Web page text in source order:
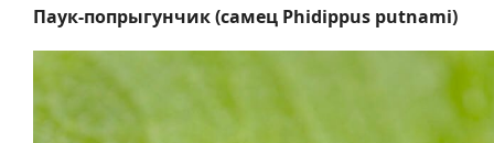
Паук-попрыгунчик (самец Phidippus putnami)